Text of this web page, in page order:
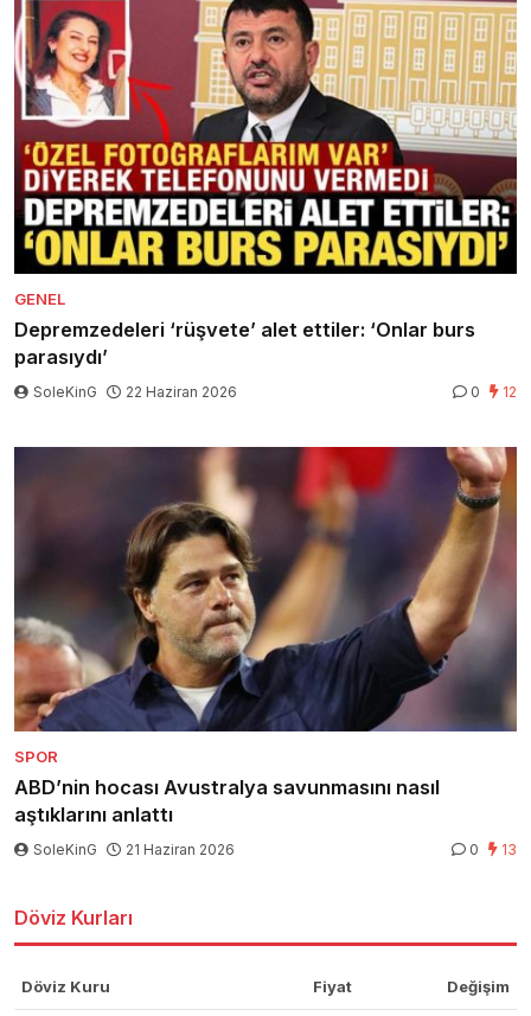
GENEL
Depremzedeleri ‘rüşvete’ alet ettiler: ‘Onlar burs
parasıydı’
SoleKinG 22 Haziran 2026 0 12
SPOR
ABD’nin hocası Avustralya savunmasını nasıl
aştıklarını anlattı
SoleKinG 21 Haziran 2026 0 13
Döviz Kurları
Döviz Kuru Fiyat Değişim